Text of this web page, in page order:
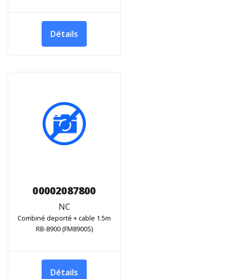
Détails
00002087800
NC
Combiné deporté + cable 1.5m
RB-8900 (FM8900S)
Détails